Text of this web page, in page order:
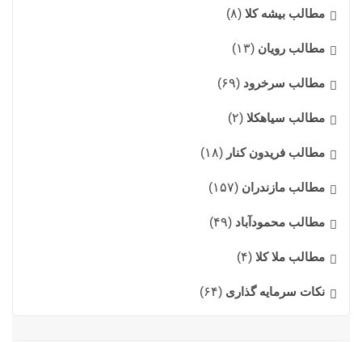
مطالب بیشه کلا (۸)
مطالب رویان (۱۳)
مطالب سرخرود (۶۹)
مطالب سیاهکلا (۲)
مطالب فریدون کنار (۱۸)
مطالب مازندران (۱۵۷)
مطالب محمودآباد (۴۹)
مطالب ملا کلا (۴)
نکات سرمایه گذاری (۶۴)